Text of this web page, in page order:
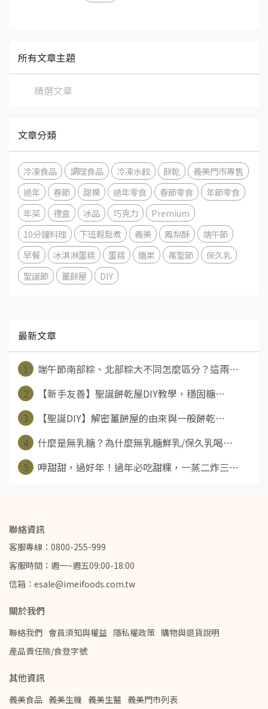
所有文章主題
精選文章
文章分類
冷凍食品 調理食品 冷凍水餃 餅乾
義美門市專售
過年
春節 甜粿 過年零食 春節零食
年節零食
年菜
禮盒 冰品 巧克力
Premium
10分鐘料理
下班輕鬆煮 義美 鳳梨酥
端午節
早餐
冰淇淋蛋糕 蛋糕 糖果 萬聖節
保久乳
聖誕節
薑餅屋 DIY
最新文章
1
端午節南部粽、北部粽大不同怎麼區分？這兩⋯
2
【新手友善】聖誕餅乾屋DIY教學，穩固糖⋯
3
【聖誕DIY】解密薑餅屋的由來與一般餅乾⋯
4
什麼是無乳糖？為什麼無乳糖鮮乳/保久乳喝⋯
5
呷甜甜，過好年！過年必吃甜粿，一蒸二炸三⋯
聯絡資訊
客服專線：0800-255-999
客服時間：週一~週五09:00-18:00
信箱：esale@imeifoods.com.tw
關於我們
聯絡我們 會員須知與權益 隱私權政策 購物與退貨說明
產品責任險/食登字號
其他資訊
義美食品 義美生機 義美生醫 義美門市列表